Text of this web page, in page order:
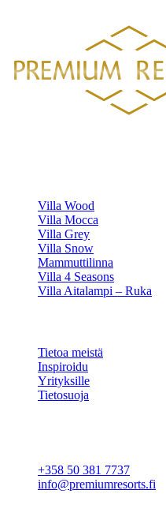
Villa Wood
Villa Mocca
Villa Grey
Villa Snow
Mammuttilinna
Villa 4 Seasons
Villa Aitalampi – Ruka
Tietoa meistä
Inspiroidu
Yrityksille
Tietosuoja
+358 50 381 7737
info@premiumresorts.fi